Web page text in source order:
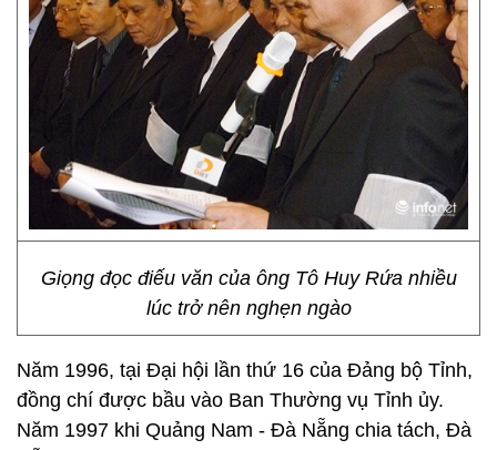
Giọng đọc điếu văn của ông Tô Huy Rứa nhiều
lúc trở nên nghẹn ngào
Năm 1996, tại Đại hội lần thứ 16 của Đảng bộ Tỉnh,
đồng chí được bầu vào Ban Thường vụ Tỉnh ủy.
Năm 1997 khi Quảng Nam - Đà Nẵng chia tách, Đà